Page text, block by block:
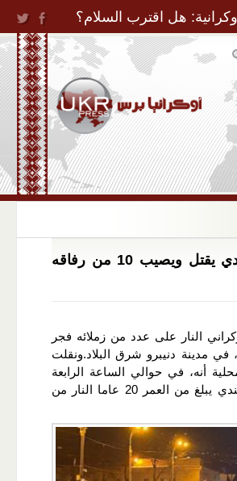
Jump to Navigation
هل اقترب السلام؟
أوكرانيا.. جندي يقتل ويصيب 10 من رفاقه
النار على عدد من زملائه فجر
في مدينة دنيبرو شرق البلاد.ونقلت
أنه، في حوالي الساعة الرابعة
فجرا، أطلق جندي يبلغ من العمر 20 عاما النار من